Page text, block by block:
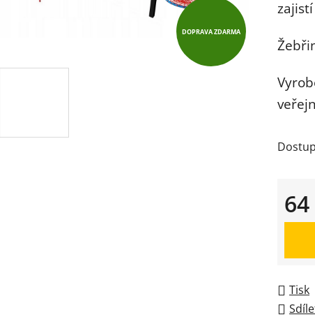
5,0
5
Tisk
DOPRAVA ZDARMA